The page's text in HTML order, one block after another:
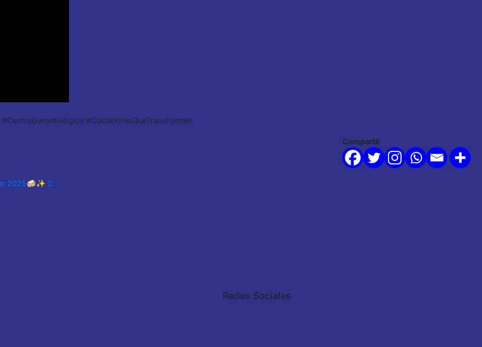
#CuidadoresQueTransforman
Compartir
2025🍻✨
Redes Sociales